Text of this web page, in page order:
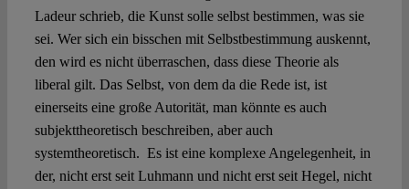
Ladeur schrieb, die Kunst solle selbst bestimmen, was sie
sei. Wer sich ein bisschen mit Selbstbestimmung auskennt,
den wird es nicht überraschen, dass diese Theorie als
liberal gilt. Das Selbst, von dem da die Rede ist, ist
einerseits eine große Autorität, man könnte es auch
subjekttheoretisch beschreiben, aber auch
systemtheoretisch. Es ist eine komplexe Angelegenheit, in
der, nicht erst seit Luhmann und nicht erst seit Hegel, nicht